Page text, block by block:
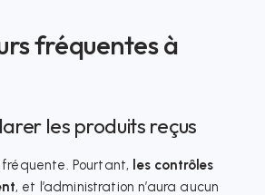
fréquentes à
les produits reçus
fréquente. Pourtant, les contrôles
, et l’administration n’aura aucun